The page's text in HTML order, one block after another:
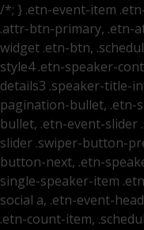
/*; } .etn-event-item
.attr-btn-primary, .etn-
widget .etn-btn,
style4 .etn-speaker-
details3 .speaker-title-
pagination-bullet, .etn-
bullet, .etn-event-
slider .swiper-button-
button-next, .etn-
single-speaker-item
social a, .etn-event-
.etn-count-item,